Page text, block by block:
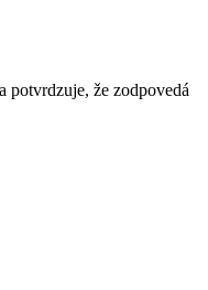
potvrdzuje, že zodpovedá